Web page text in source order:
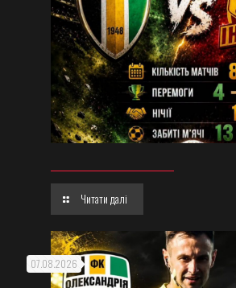
Читати далі
07.08.2026